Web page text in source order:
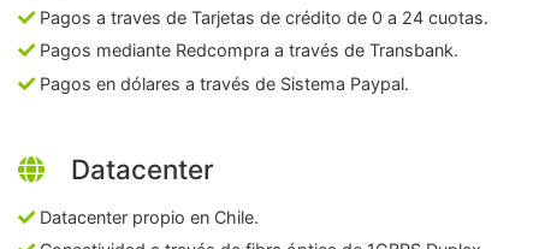
Pagos a traves de Tarjetas de crédito de 0 a 24 cuotas.
Pagos mediante Redcompra a través de Transbank.
Pagos en dólares a través de Sistema Paypal.
Datacenter
Datacenter propio en Chile.